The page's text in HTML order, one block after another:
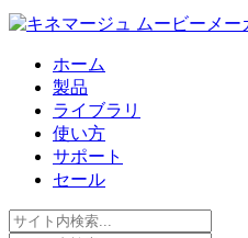
ホーム
製品
ライブラリ
使い方
サポート
セール